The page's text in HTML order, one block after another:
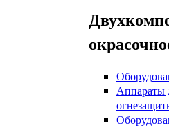
Аппараты